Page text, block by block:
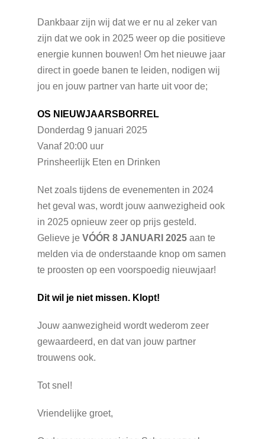
Dankbaar zijn wij dat we er nu al zeker van
zijn dat we ook in 2025 weer op die positieve
energie kunnen bouwen! Om het nieuwe jaar
direct in goede banen te leiden, nodigen wij
jou en jouw partner van harte uit voor de;
OS NIEUWJAARSBORREL
Donderdag 9 januari 2025
Vanaf 20:00 uur
Prinsheerlijk Eten en Drinken
Net zoals tijdens de evenementen in 2024
het geval was, wordt jouw aanwezigheid ook
in 2025 opnieuw zeer op prijs gesteld.
Gelieve je VÓÓR 8 JANUARI 2025 aan te
melden via de onderstaande knop om samen
te proosten op een voorspoedig nieuwjaar!
Dit wil je niet missen. Klopt!
Jouw aanwezigheid wordt wederom zeer
gewaardeerd, en dat van jouw partner
trouwens ook.
Tot snel!
Vriendelijke groet,